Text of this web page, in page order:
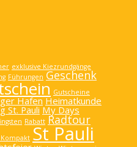
exklusive Kiezrundgänge
Führungen Geschenk
Gutscheine
HafenHeimatkunde
St. Pauli My Days
Rabatt Radtour
Kompakt St Pauli